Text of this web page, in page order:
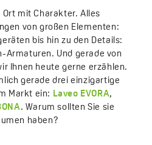
Ort mit Charakter. Alles
von großen Elementen:
bis hin zu den Details:
Armaturen. Und gerade von
Ihnen heute gerne erzählen.
gerade drei einzigartige
Markt ein: Laveo EVORA,
. Warum sollten Sie sie
haben?